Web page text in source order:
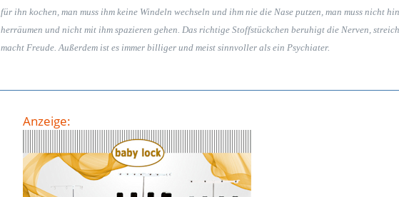
für ihn kochen, man muss ihm keine Windeln wechseln und ihm nie die Nase putzen, man muss nicht
herräumen und nicht mit ihm spazieren gehen. Das richtige Stoffstückchen beruhigt die Nerven,
macht Freude. Außerdem ist es immer billiger und meist sinnvoller als ein Psychiater.
Anzeige: